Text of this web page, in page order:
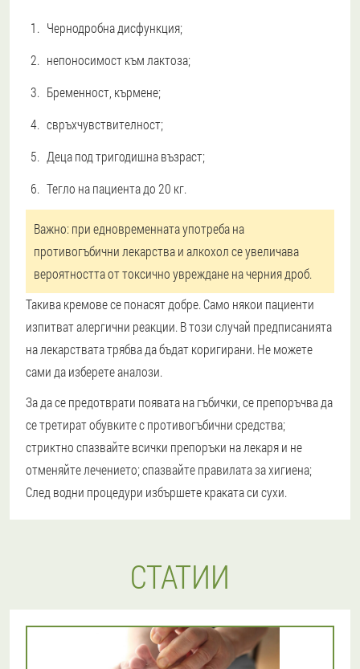
Чернодробна дисфункция;
непоносимост към лактоза;
Бременност, кърмене;
свръхчувствителност;
Деца под тригодишна възраст;
Тегло на пациента до 20 кг.
Важно: при едновременната употреба на
противогъбични лекарства и алкохол се увеличава
вероятността от токсично увреждане на черния дроб.
Такива кремове се понасят добре. Само някои пациенти
изпитват алергични реакции. В този случай предписанията
на лекарствата трябва да бъдат коригирани. Не можете
сами да изберете аналози.
За да се предотврати появата на гъбички, се препоръчва да
се третират обувките с противогъбични средства;
стриктно спазвайте всички препоръки на лекаря и не
отменяйте лечението; спазвайте правилата за хигиена;
След водни процедури избършете краката си сухи.
СТАТИИ